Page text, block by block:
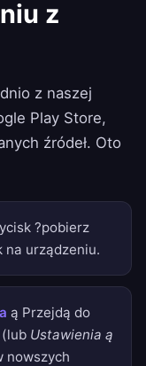
z
z naszej
Play Store,
źródeł. Oto
?pobierz
na urządzeniu.
ą Przejdą do
(lub Ustawienia ą
nowszych